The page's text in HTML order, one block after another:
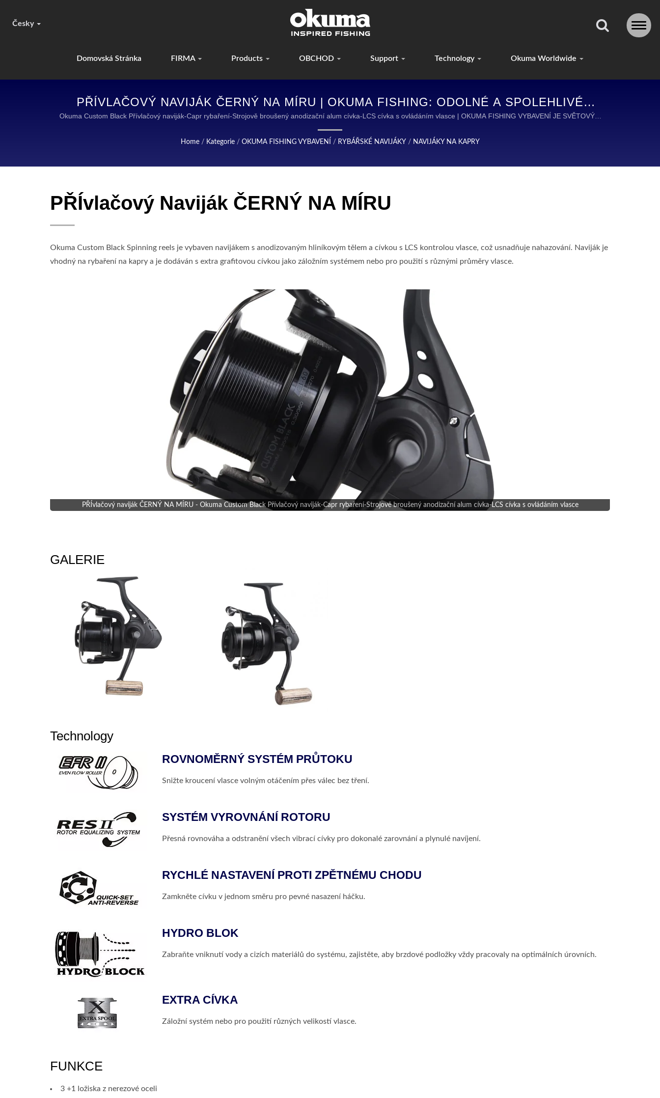
Domovská Stránka FIRMA Products OBCHOD Support Technology Okuma Worldwide
Česky
PŘÍVLAČOVÝ NAVIJÁK ČERNÝ NA MÍRU | OKUMA FISHING: ODOLNÉ A SPOLEHLIVÉ
VYBAVENÍ PRO RYBÁŘE PO CELÉM SVĚTĚ
Okuma Custom Black Přívlačový naviják-Capr rybaření-Strojově broušený anodizační alum cívka-LCS cívka s ovládáním vlasce | OKUMA FISHING VYBAVENÍ JE SVĚTOVÝM
LÍDREM V NAVRŽENÍ A VÝROBĚ VYSOCE KVALITNÍHO RYBÁŘSKÉHO VYBAVENÍ.
Home / Kategorie / OKUMA FISHING VYBAVENÍ / RYBÁŘSKÉ NAVIJÁKY / NAVIJÁKY NA KAPRY
PŘÍvlačový naviják ČERNÝ NA MÍRU - Okuma Custom Black Přívlačový naviják-Capr rybaření-Strojově broušený anodizační alum cívka-LCS cívka s ovládáním vlasce
PŘÍvlačový Naviják ČERNÝ NA MÍRU
Okuma Custom Black Spinning reels je vybaven navijákem s anodizovaným hliníkovým tělem a cívkou s LCS kontrolou vlasce, což usnadňuje nahazování. Naviják je
vhodný na rybaření na kapry a je dodáván s extra grafitovou cívkou jako záložním systémem nebo pro použití s různými průměry vlasce.
GALERIE
Technology
ROVNOMĚRNÝ SYSTÉM PRŮTOKU
Snižte kroucení vlasce volným otáčením přes válec bez tření.
SYSTÉM VYROVNÁNÍ ROTORU
Přesná rovnováha a odstranění všech vibrací cívky pro dokonalé zarovnání a plynulé navíjení.
RYCHLÉ NASTAVENÍ PROTI ZPĚTNÉMU CHODU
Zamkněte cívku v jednom směru pro pevné nasazení háčku.
HYDRO BLOK
Zabraňte vniknutí vody a cizích materiálů do systému, zajistěte, aby brzdové podložky vždy pracovaly na optimálních úrovních.
EXTRA CÍVKA
Záložní systém nebo pro použití různých velikostí vlasce.
FUNKCE
3 +1 ložiska z nerezové oceli